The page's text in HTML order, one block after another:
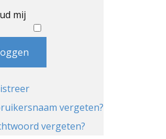
mij
vergeten?
vergeten?